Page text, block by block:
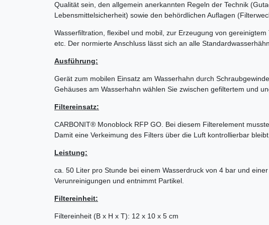
Qualität sein, den allgemein anerkannten Regeln der Technik
Lebensmittelsicherheit) sowie den behördlichen Auflagen
Wasserfiltration, flexibel und mobil, zur Erzeugung von
etc. Der normierte Anschluss lässt sich an alle
Ausführung:
Gerät zum mobilen Einsatz am Wasserhahn durch
Gehäuses am Wasserhahn wählen Sie zwischen gefiltertem und
Filtereinsatz:
CARBONIT® Monoblock RFP GO. Bei diesem Filterelement
Damit eine Verkeimung des Filters über die Luft kontrollierbar
Leistung:
ca. 50 Liter pro Stunde bei einem Wasserdruck von 4 bar und
Verunreinigungen und entnimmt Partikel.
Filtereinheit:
Filtereinheit (B x H x T): 12 x 10 x 5 cm